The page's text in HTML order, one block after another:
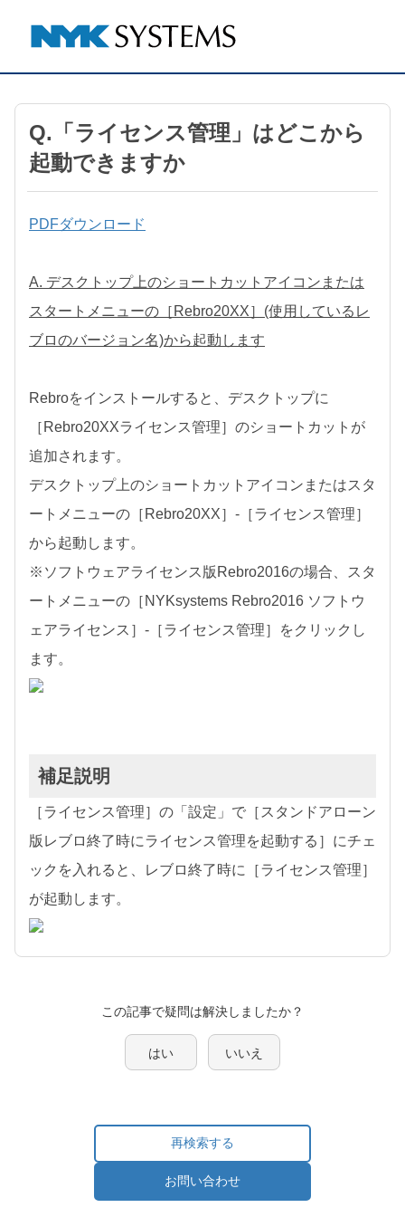
Q.「ライセンス管理」はどこから
起動できますか
PDFダウンロード
A. デスクトップ上のショートカットアイコンまたは
スタートメニューの［Rebro20XX］(使用しているレ
ブロのバージョン名)から起動します
Rebroをインストールすると、デスクトップに
［Rebro20XXライセンス管理］のショートカットが
追加されます。
デスクトップ上のショートカットアイコンまたはスタ
ートメニューの［Rebro20XX］-［ライセンス管理］
から起動します。
※ソフトウェアライセンス版Rebro2016の場合、スタ
ートメニューの［NYKsystems Rebro2016 ソフトウ
ェアライセンス］-［ライセンス管理］をクリックし
ます。
補足説明
［ライセンス管理］の「設定」で［スタンドアローン
版レブロ終了時にライセンス管理を起動する］にチェ
ックを入れると、レブロ終了時に［ライセンス管理］
が起動します。
この記事で疑問は解決しましたか？
はい いいえ
再検索する
お問い合わせ